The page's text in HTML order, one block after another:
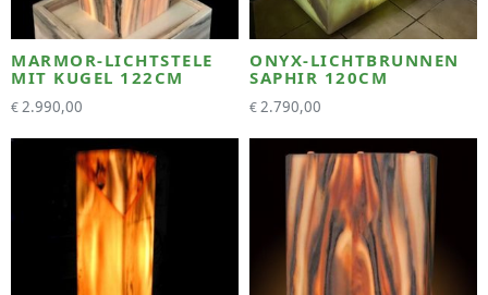
MARMOR-LICHTSTELE
MIT KUGEL 122CM
€2.990,00
ONYX-LICHTBRUNNEN
SAPHIR 120CM
€2.790,00